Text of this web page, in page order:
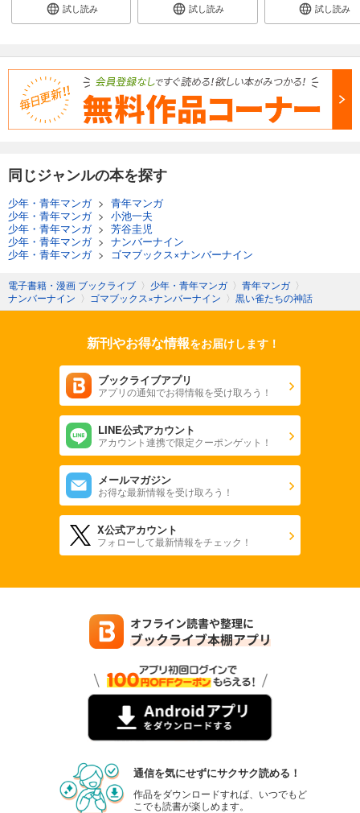
試し読み 試し読み 試し読み
同じジャンルの本を探す
少年・青年マンガ> 青年マンガ
少年・青年マンガ> 小池一夫
少年・青年マンガ> 芳谷圭児
少年・青年マンガ> ナンバーナイン
少年・青年マンガ> ゴマブックス×ナンバーナイン
電子書籍・漫画 ブックライブ 〉 少年・青年マンガ 〉 青年マンガ 〉
ナンバーナイン 〉 ゴマブックス×ナンバーナイン 〉 黒い雀たちの神話
新刊やお得な情報をお届けします！
ブックライブアプリ
アプリの通知でお得情報を受け取ろう！
LINE公式アカウント
アカウント連携で限定クーポンゲット！
メールマガジン
お得な最新情報を受け取ろう！
X公式アカウント
フォローして最新情報をチェック！
通信を気にせずにサクサク読める！
作品をダウンロードすれば、いつでもど
こでも読書が楽しめます。